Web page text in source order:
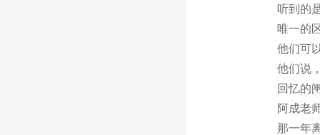
听到的
唯一的
他们可
他们说
回忆的
阿成老
那一年